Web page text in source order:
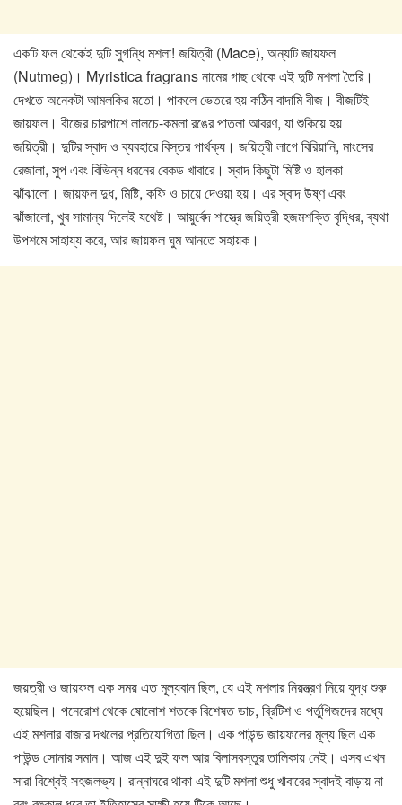
একটি ফল থেকেই দুটি সুগন্ধি মশলা! জয়িত্রী (Mace), অন্যটি জায়ফল
(Nutmeg)। Myristica fragrans নামের গাছ থেকে এই দুটি মশলা তৈরি।
দেখতে অনেকটা আমলকির মতো। পাকলে ভেতরে হয় কঠিন বাদামি বীজ। বীজটিই
জায়ফল। বীজের চারপাশে লালচে-কমলা রঙের পাতলা আবরণ, যা শুকিয়ে হয়
জয়িত্রী। দুটির স্বাদ ও ব্যবহারে বিস্তর পার্থক্য। জয়িত্রী লাগে বিরিয়ানি, মাংসের
রেজালা, সুপ এবং বিভিন্ন ধরনের বেকড খাবারে। স্বাদ কিছুটা মিষ্টি ও হালকা
ঝাঁঝালো। জায়ফল দুধ, মিষ্টি, কফি ও চায়ে দেওয়া হয়। এর স্বাদ উষ্ণ এবং
ঝাঁজালো, খুব সামান্য দিলেই যথেষ্ট। আয়ুর্বেদ শাস্ত্রে জয়িত্রী হজমশক্তি বৃদ্ধির, ব্যথা
উপশমে সাহায্য করে, আর জায়ফল ঘুম আনতে সহায়ক।
জয়ত্রী ও জায়ফল এক সময় এত মূল্যবান ছিল, যে এই মশলার নিয়ন্ত্রণ নিয়ে যুদ্ধ শুরু
হয়েছিল। পনেরোশ থেকে ষোলোশ শতকে বিশেষত ডাচ, ব্রিটিশ ও পর্তুগিজদের মধ্যে
এই মশলার বাজার দখলের প্রতিযোগিতা ছিল। এক পাউন্ড জায়ফলের মূল্য ছিল এক
পাউন্ড সোনার সমান। আজ এই দুই ফল আর বিলাসবস্তুর তালিকায় নেই। এসব এখন
সারা বিশ্বেই সহজলভ্য। রান্নাঘরে থাকা এই দুটি মশলা শুধু খাবারের স্বাদই বাড়ায় না